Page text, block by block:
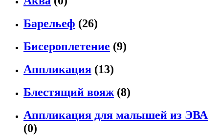
Барельеф (26)
Бисероплетение (9)
Аппликация (13)
Блестящий вояж (8)
Аппликация для малышей из ЭВА
(0)